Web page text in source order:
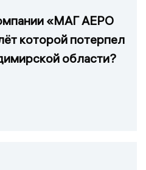
«МАГ АЕРО
которой потерпел
области?